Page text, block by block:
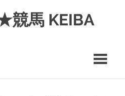
競馬 KEIBA